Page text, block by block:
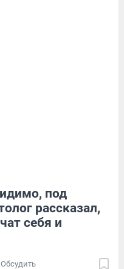
под
рассказал,
себя и
Обсудить